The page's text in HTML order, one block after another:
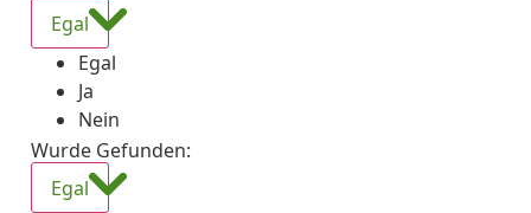
Egal
Egal
Ja
Nein
Wurde Gefunden:
Egal